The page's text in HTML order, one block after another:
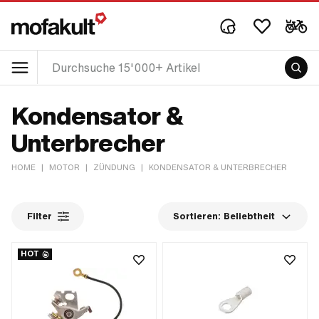
Kondensator &
Unterbrecher
HOME | MOTOR | ZÜNDUNG | KONDENSATOR & UNTERBRECHER
Filter Sortieren: Beliebtheit
HOT